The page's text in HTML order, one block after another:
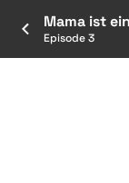
Mama ist
Episode 3